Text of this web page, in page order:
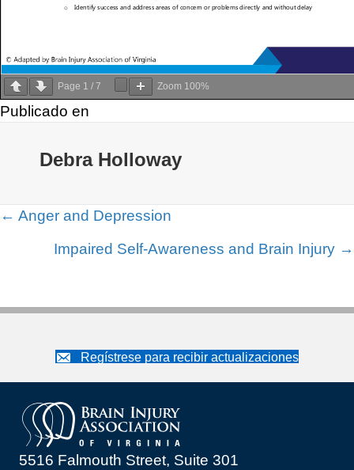
Page 1 / 7 Zoom 100%
Publicado en
Debra Holloway
Navegación
← Anger and Depression
Impaired Self-Awareness and Brain Injury →
Regístrese para recibir actualizaciones
5516 Falmouth Street, Suite 301